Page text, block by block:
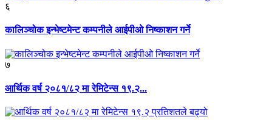
६
कालिञ्चोक इन्भेष्टमेन्ट कम्पनीले आईपीओ निष्काशन गर्ने
७
आर्थिक वर्ष २०८१/८२ मा रेमिटेन्स १९.२...